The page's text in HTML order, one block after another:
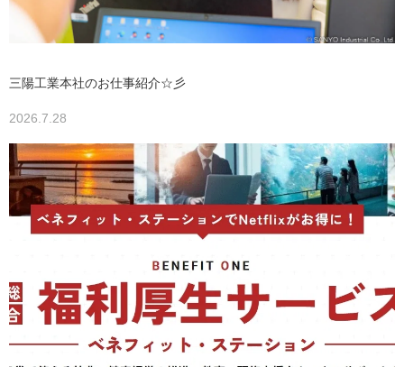
三陽工業本社のお仕事紹介☆彡
2026.7.28